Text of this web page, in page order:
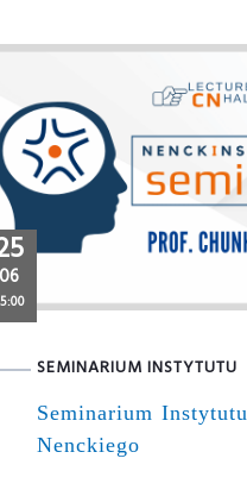
06
SEMINARIUM INSTYTUTU
Seminarium Instytutu
Nenckiego